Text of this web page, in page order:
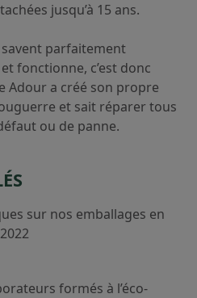
jusqu’à 15 ans.
parfaitement
fonctionne, c’est donc
Adour a créé son propre
et sait réparer tous
ou de panne.
sur nos emballages en
2022
formés à l’éco-